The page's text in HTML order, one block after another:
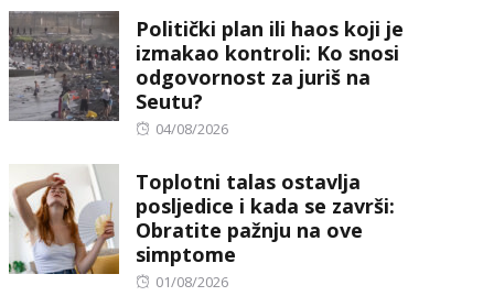
Politički plan ili haos koji je
izmakao kontroli: Ko snosi
odgovornost za juriš na
Seutu?
Posted
04/08/2026
Toplotni talas ostavlja
posljedice i kada se završi:
Obratite pažnju na ove
simptome
Posted
01/08/2026